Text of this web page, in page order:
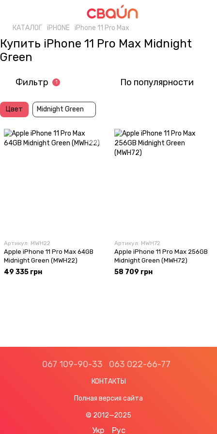
КАТАЛОГ iPHONE iPhone 11 Pro Max
Купить iPhone 11 Pro Max Midnight
Green
Фильтр 1 По популярности
Цвет Midnight Green
Артикул: MWH22
Apple iPhone 11 Pro Max 64GB
Midnight Green (MWH22)
49 335 грн
Артикул: MWH72
Apple iPhone 11 Pro Max 256GB
Midnight Green (MWH72)
58 709 грн
067 109-90-33 063 022-66-77
КОНТАКТЫ
Полная версия сайта
© 2012—2025
Укр Рус